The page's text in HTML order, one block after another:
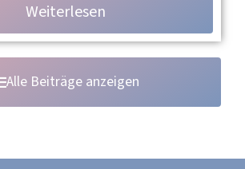
Weiterlesen
Alle Beiträge anzeigen